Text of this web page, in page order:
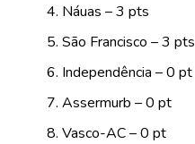
Náuas – 3 pts
São Francisco – 3 pts
Independência – 0 pt
Assermurb – 0 pt
Vasco-AC – 0 pt